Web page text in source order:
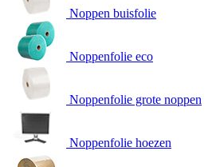
Noppen buisfolie
Noppenfolie eco
Noppenfolie grote noppen
Noppenfolie hoezen